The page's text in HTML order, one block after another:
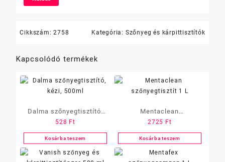
Cikkszám:2758 Kategória: Szőnyeg és kárpittisztítók
Kapcsolódó termékek
Dalma szőnyegtisztító,
kézi, 500ml
528 Ft
Kosárba teszem
Mentaclean
szőnyegtisztít 1 L
2725 Ft
Kosárba teszem